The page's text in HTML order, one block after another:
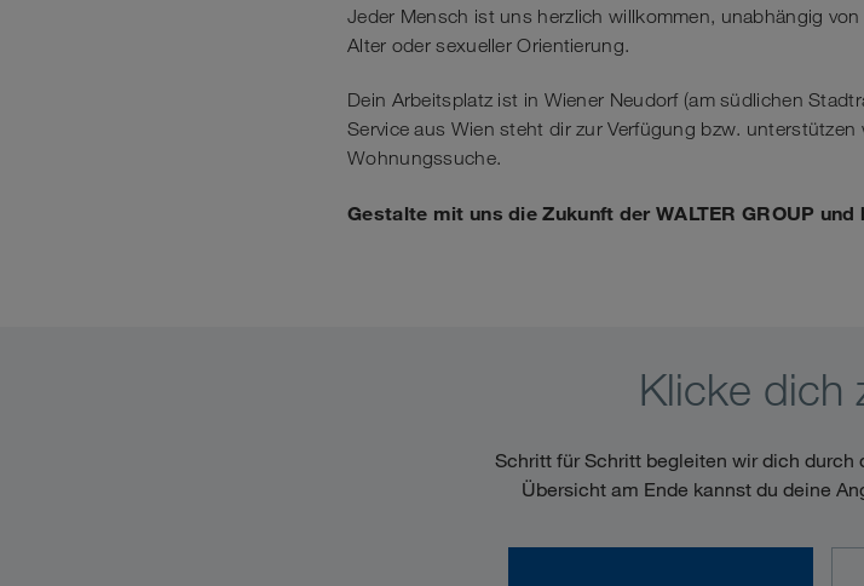
Jeder Mensch ist uns herzlich willkommen, unabhängig
Alter oder sexueller Orientierung.
Dein Arbeitsplatz ist in Wiener Neudorf (am südlichen
Service aus Wien steht dir zur Verfügung bzw.
Wohnungssuche.
Gestalte mit uns die Zukunft der WALTER GROUP
Klicke dich
Schritt für Schritt begleiten wir dich durch
Übersicht am Ende kannst du deine